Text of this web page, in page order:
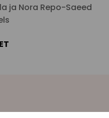
ja Nora Repo-Saeed